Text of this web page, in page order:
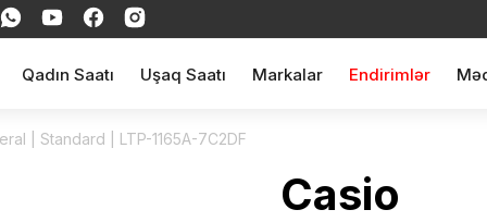
Qadın Saatı Uşaq Saatı Markalar Endirimlər
| Standard | LTP-1165A-7C2DF
Casio